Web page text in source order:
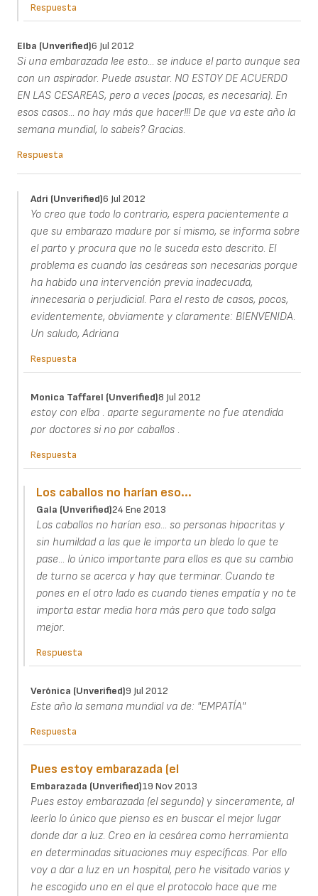
Respuesta
Elba (unverified)6 Jul 2012
Si una embarazada lee esto... se induce el parto aunque sea
con un aspirador. Puede asustar. NO ESTOY DE ACUERDO
EN LAS CESAREAS, pero a veces (pocas, es necesaria). En
esos casos... no hay más que hacer!!! De que va este año la
semana mundial, lo sabeis? Gracias.
Respuesta
Adri (unverified)6 Jul 2012
Yo creo que todo lo contrario, espera pacientemente a
que su embarazo madure por sí mismo, se informa sobre
el parto y procura que no le suceda esto descrito. El
problema es cuando las cesáreas son necesarias porque
ha habido una intervención previa inadecuada,
innecesaria o perjudicial. Para el resto de casos, pocos,
evidentemente, obviamente y claramente: BIENVENIDA.
Un saludo, Adriana
Respuesta
Monica Taffarel (unverified)8 Jul 2012
estoy con elba . aparte seguramente no fue atendida
por doctores si no por caballos .
Respuesta
Los caballos no harían eso...
Gala (unverified)24 Ene 2013
Los caballos no harían eso... so personas hipocritas y
sin humildad a las que le importa un bledo lo que te
pase... lo único importante para ellos es que su cambio
de turno se acerca y hay que terminar. Cuando te
pones en el otro lado es cuando tienes empatía y no te
importa estar media hora más pero que todo salga
mejor.
Respuesta
Verónica (unverified)9 Jul 2012
Este año la semana mundial va de: "EMPATÍA"
Respuesta
Pues estoy embarazada (el
Embarazada (unverified)19 Nov 2013
Pues estoy embarazada (el segundo) y sinceramente, al
leerlo lo único que pienso es en buscar el mejor lugar
donde dar a luz. Creo en la cesárea como herramienta
en determinadas situaciones muy específicas. Por ello
voy a dar a luz en un hospital, pero he visitado varios y
he escogido uno en el que el protocolo hace que me